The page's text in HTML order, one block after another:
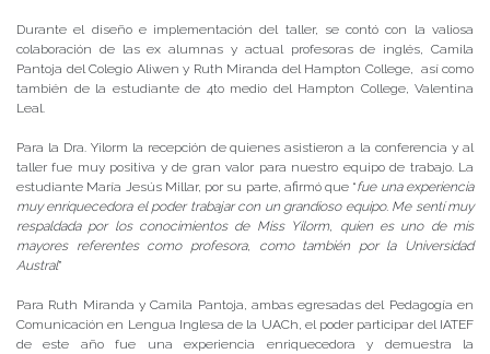
Durante el diseño e implementación del taller, se contó con la valiosa
colaboración de las ex alumnas y actual profesoras de inglés, Camila
Pantoja del Colegio Aliwen y Ruth Miranda del Hampton College, así como
también de la estudiante de 4to medio del Hampton College, Valentina
Leal.
Para la Dra. Yilorm la recepción de quienes asistieron a la conferencia y al
taller fue muy positiva y de gran valor para nuestro equipo de trabajo. La
estudiante María Jesús Millar, por su parte, afirmó que “fue una experiencia
muy enriquecedora el poder trabajar con un grandioso equipo. Me sentí muy
respaldada por los conocimientos de Miss Yilorm, quien es uno de mis
mayores referentes como profesora, como también por la Universidad
Austral”
Para Ruth Miranda y Camila Pantoja, ambas egresadas del Pedagogía en
Comunicación en Lengua Inglesa de la UACh, el poder participar del IATEF
de este año fue una experiencia enriquecedora y demuestra la